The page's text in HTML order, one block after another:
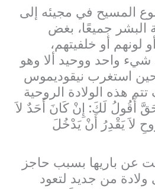
المسيح في مجيئه إلى
البشر جميعًا، بغض
أو خلفيتهم،
واحد ووحيد ألا وهو
استغرب نيقوديموس
هذه الولادة الروحية
أَقُولُ لَكَ: إِنْ كَانَ أَحَدٌ لاَ
لاَ يَقْدِرُ أَنْ يَدْخُلَ
عن باريها بسبب حاجز
ولادة من جديد لتعود